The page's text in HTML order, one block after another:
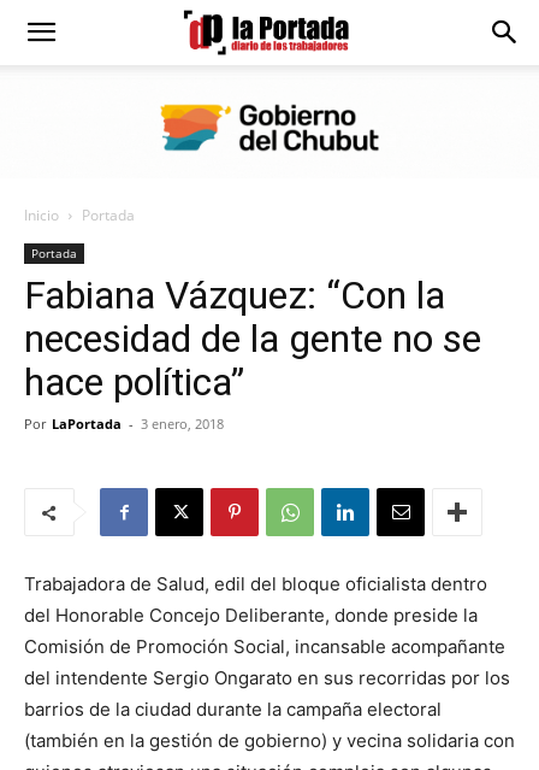
Diario
Portada
Inicio Portada
Portada
Fabiana Vázquez: “Con la
necesidad de la gente no se
hace política”
Por LaPortada - 3 enero, 2018
Trabajadora de Salud, edil del bloque oficialista dentro
del Honorable Concejo Deliberante, donde preside la
Comisión de Promoción Social, incansable acompañante
del intendente Sergio Ongarato en sus recorridas por los
barrios de la ciudad durante la campaña electoral
(también en la gestión de gobierno) y vecina solidaria con